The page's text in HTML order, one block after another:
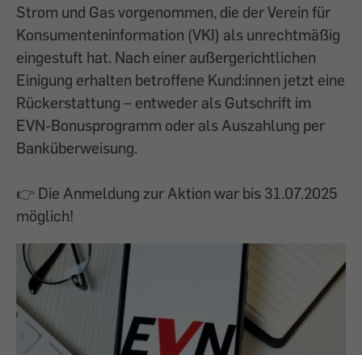
Strom und Gas vorgenommen, die der Verein für
Konsumenteninformation (VKI) als unrechtmäßig
eingestuft hat. Nach einer außergerichtlichen
Einigung erhalten betroffene Kund:innen jetzt eine
Rückerstattung – entweder als Gutschrift im
EVN-Bonusprogramm oder als Auszahlung per
Banküberweisung.
👉 Die Anmeldung zur Aktion war bis 31.07.2025
möglich!